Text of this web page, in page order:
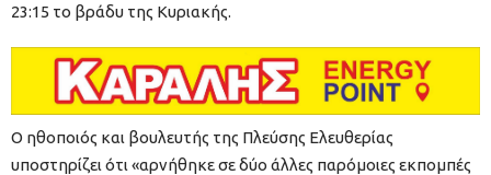
23:15 το βράδυ της Κυριακής.
Ο ηθοποιός και βουλευτής της Πλεύσης Ελευθερίας
υποστηρίζει ότι «αρνήθηκε σε δύο άλλες παρόμοιες εκπομπές